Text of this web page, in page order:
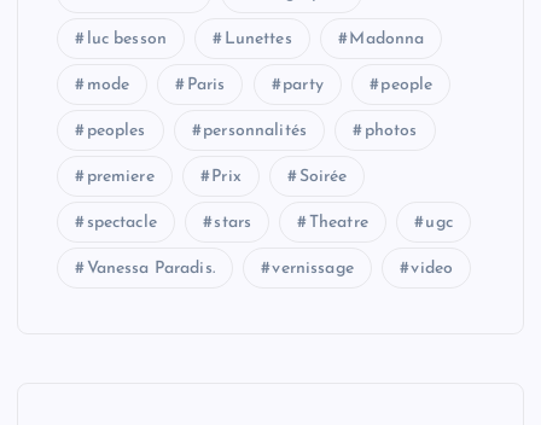
e
s
p
luc besson Lunettes Madonna
mode Paris party people
peoples personnalités photos
premiere Prix Soirée
spectacle stars Theatre ugc
Vanessa Paradis. vernissage video